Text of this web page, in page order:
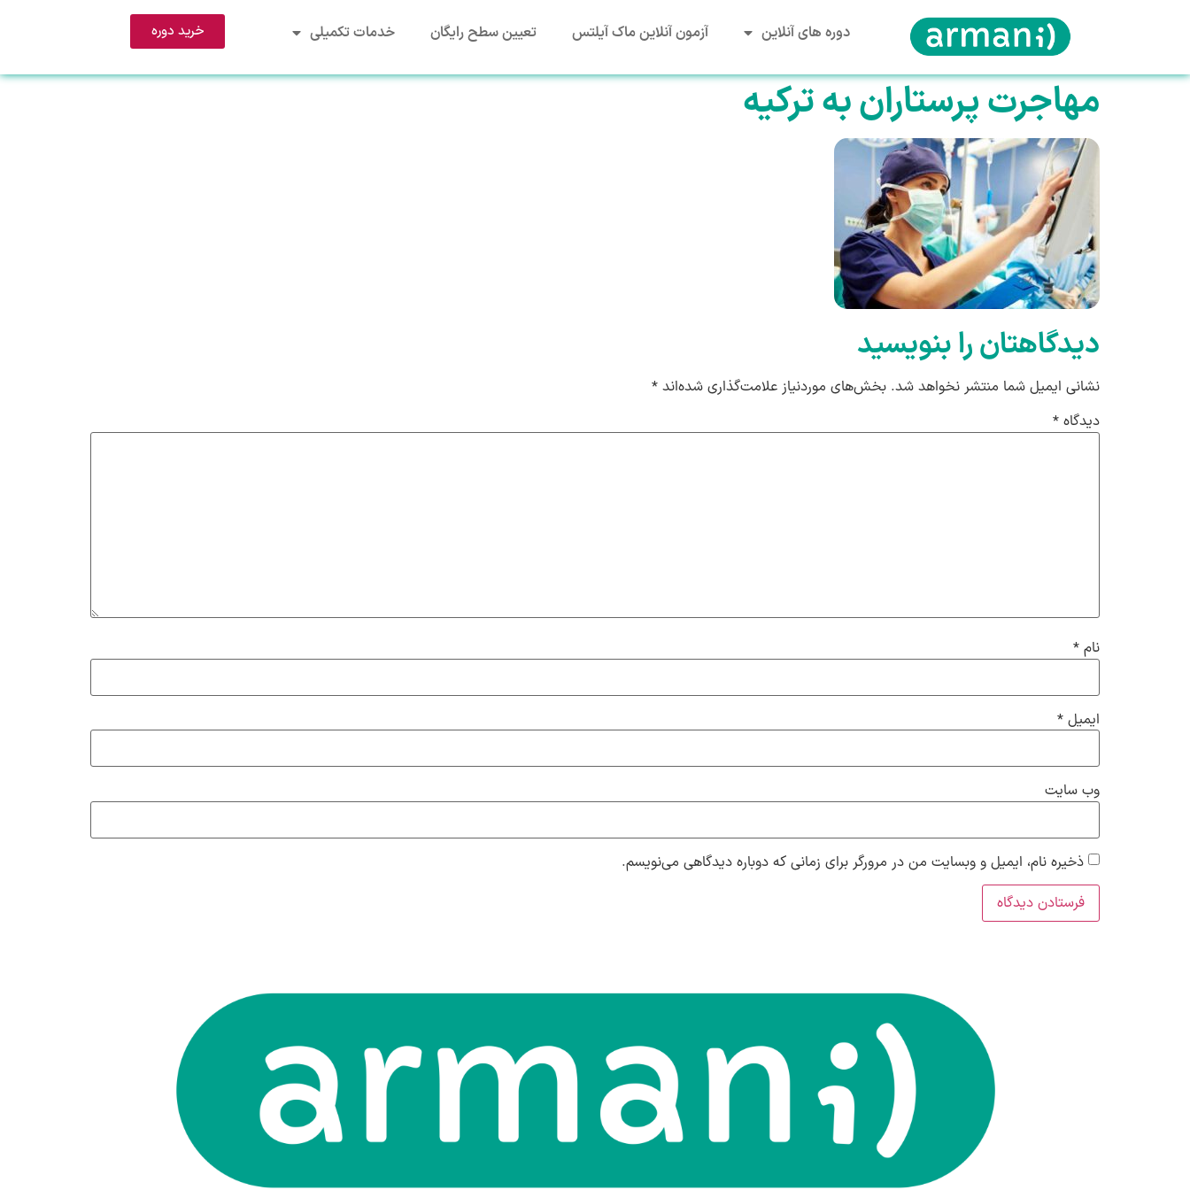
دوره های آنلاین آزمون آنلاین ماک آیلتس تعیین سطح رایگان خدمات تکمیلی خرید دوره
مهاجرت پرستاران به ترکیه
دیدگاهتان را بنویسید
نشانی ایمیل شما منتشر نخواهد شد. بخش‌های موردنیاز علامت‌گذاری شده‌اند *
دیدگاه *
نام *
ایمیل *
وب‌ سایت
ذخیره نام، ایمیل و وبسایت من در مرورگر برای زمانی که دوباره دیدگاهی می‌نویسم.